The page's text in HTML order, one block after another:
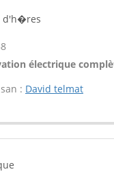
d'h�res
électrique
: David telmat